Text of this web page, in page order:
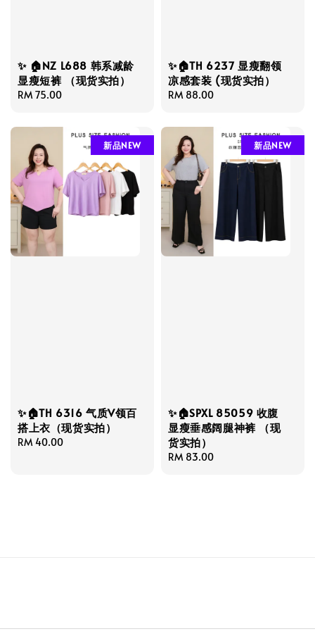
✨ 🏠NZ L688 韩系减龄
显瘦短裤 （现货实拍）
Regular
RM 75.00
✨🏠TH 6237 显瘦翻领
凉感套装 (现货实拍）
Regular
RM 88.00
新品NEW
✨🏠TH 6316 气质V领百
搭上衣（现货实拍）
Regular
RM 40.00
新品NEW
✨🏠SPXL 85059 收腹
显瘦垂感阔腿神裤 （现
货实拍）
Regular
RM 83.00